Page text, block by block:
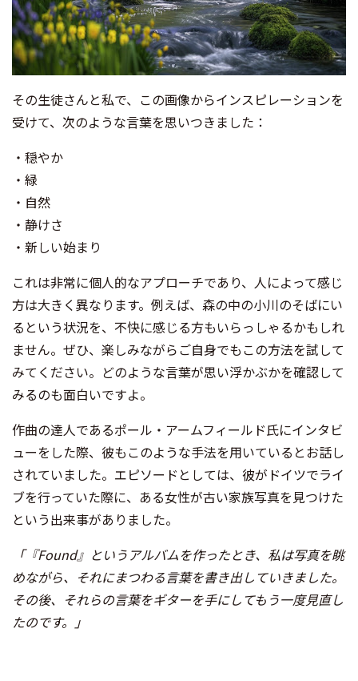
その生徒さんと私で、この画像からインスピレーションを
受けて、次のような言葉を思いつきました：
・穏やか
・緑
・自然
・静けさ
・新しい始まり
これは非常に個人的なアプローチであり、人によって感じ
方は大きく異なります。例えば、森の中の小川のそばにい
るという状況を、不快に感じる方もいらっしゃるかもしれ
ません。ぜひ、楽しみながらご自身でもこの方法を試して
みてください。どのような言葉が思い浮かぶかを確認して
みるのも面白いですよ。
作曲の達人であるポール・アームフィールド氏にインタビ
ューをした際、彼もこのような手法を用いているとお話し
されていました。エピソードとしては、彼がドイツでライ
ブを行っていた際に、ある女性が古い家族写真を見つけた
という出来事がありました。
「『Found』というアルバムを作ったとき、私は写真を眺
めながら、それにまつわる言葉を書き出していきました。
その後、それらの言葉をギターを手にしてもう一度見直し
たのです。」